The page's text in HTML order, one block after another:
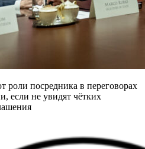
роли посредника в переговорах
если не увидят чётких